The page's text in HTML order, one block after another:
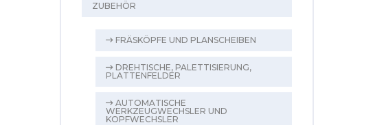
ZUBEHÖR
FRÄSKÖPFE UND PLANSCHEIBEN
DREHTISCHE, PALETTISIERUNG,
PLATTENFELDER
AUTOMATISCHE
WERKZEUGWECHSLER UND
KOPFWECHSLER